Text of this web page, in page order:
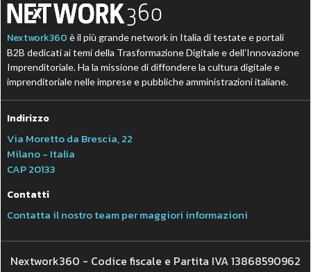
Nextwork360 è il più grande network in Italia di testate e portali
B2B dedicati ai temi della Trasformazione Digitale e dell’Innovazione
Imprenditoriale. Ha la missione di diffondere la cultura digitale e
imprenditoriale nelle imprese e pubbliche amministrazioni italiane.
Indirizzo
Via Moretto da Brescia, 22
Milano - Italia
CAP 20133
Contatti
Contatta il nostro team per maggiori informazioni
Nextwork360 - Codice fiscale e Partita IVA 13868590962